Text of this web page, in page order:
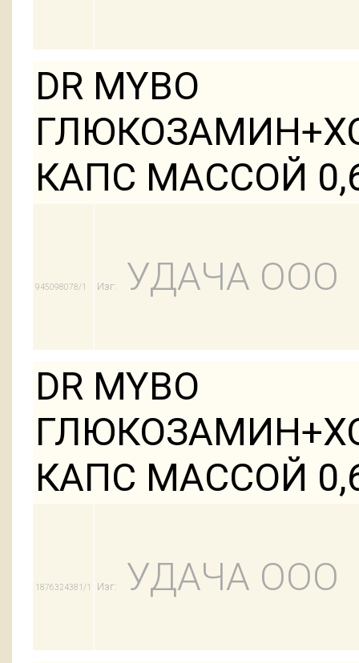
DR MYBO
КАПС МАССОЙ
945098078/1 Изг: УДАЧА ООО
DR MYBO
КАПС МАССОЙ
1876324381/1 Изг: УДАЧА ООО